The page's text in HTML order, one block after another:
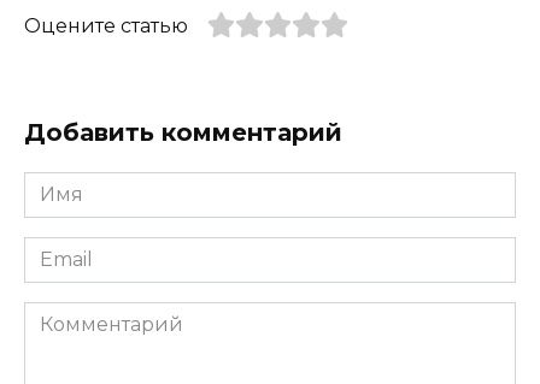
Оцените статью
Добавить комментарий
Имя
*
Email
*
Комментарий